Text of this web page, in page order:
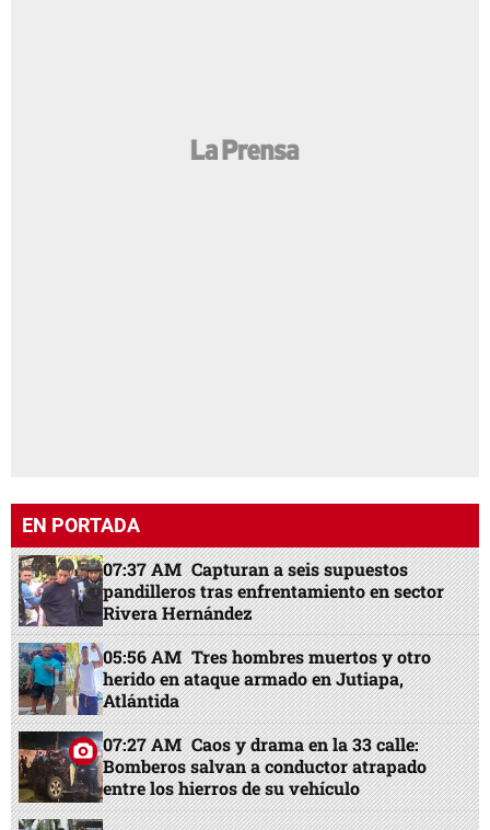
EN PORTADA
07:37 AM Capturan a seis supuestos
pandilleros tras enfrentamiento en sector
Rivera Hernández
05:56 AM Tres hombres muertos y otro
herido en ataque armado en Jutiapa,
Atlántida
07:27 AM Caos y drama en la 33 calle:
Bomberos salvan a conductor atrapado
entre los hierros de su vehículo